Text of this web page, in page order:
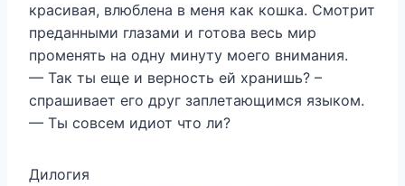
красивая, влюблена в меня как кошка. Смотрит
преданными глазами и готова весь мир
променять на одну минуту моего внимания.
— Так ты еще и верность ей хранишь? –
спрашивает его друг заплетающимся языком.
— Ты совсем идиот что ли?
Дилогия